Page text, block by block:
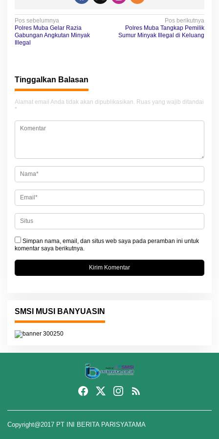
N
a
g
a
s
i
p
s
Pos sebelumnya
Polres Muba Gelar Razia
Gabungan Angkutan Minyak
Illegal
Pos berikutnya
Polres Muba Tangkap Pemilik
Sumur Minyak Illegal di Keluang
Tinggalkan Balasan
Alamat email Anda tidak akan dipublikasikan. Ruas yang wajib ditandai
*
Simpan nama, email, dan situs web saya pada peramban ini untuk
komentar saya berikutnya.
SMSI MUSI BANYUASIN
Copyright@2017 PT INI BERITA PARISYATAMA